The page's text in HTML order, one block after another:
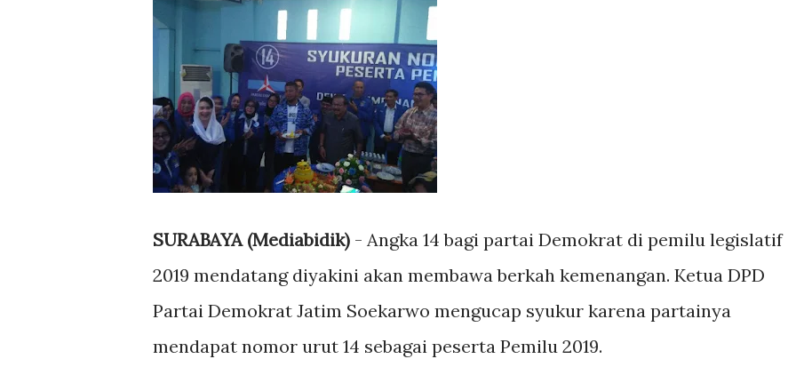
SURABAYA (Mediabidik) - Angka 14 bagi partai Demokrat di pemilu legislatif
2019 mendatang diyakini akan membawa berkah kemenangan. Ketua DPD
Partai Demokrat Jatim Soekarwo mengucap syukur karena partainya
mendapat nomor urut 14 sebagai peserta Pemilu 2019.